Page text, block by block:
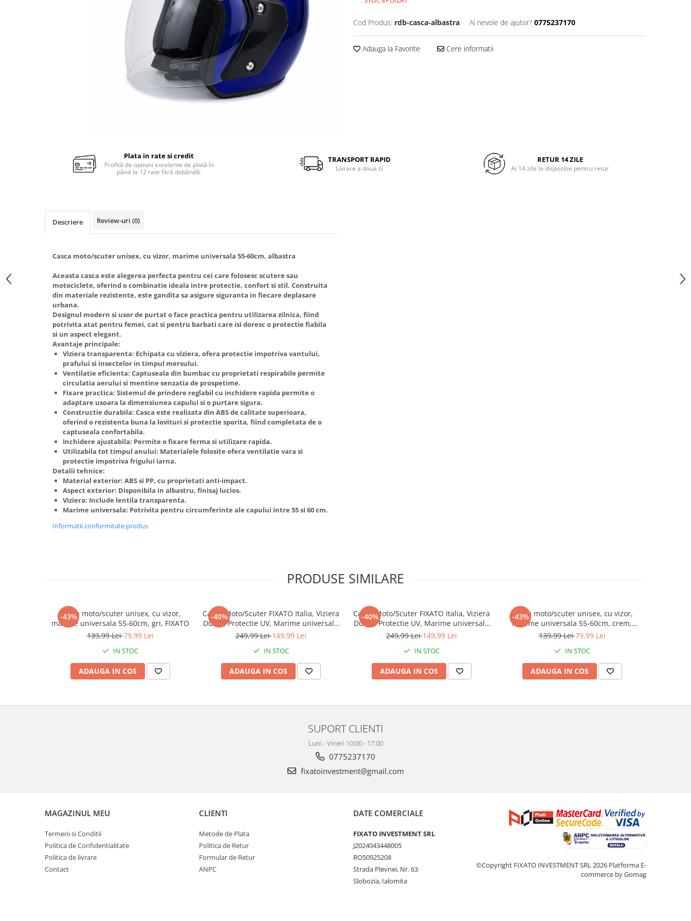
Cod Produs: rdb-casca-albastra Ai nevoie de ajutor? 0775237170
Adauga la Favorite Cere informatii
Plata in rate si credit
Profită de opțiuni excelente de plată în
până la 12 rate fără dobândă.
TRANSPORT RAPID
Livrare a doua zi
RETUR 14 ZILE
Ai 14 zile la dispozitie pentru retur
Descriere Review-uri (0)
Casca moto/scuter unisex, cu vizor, marime universala 55-60cm, albastra
Aceasta casca este alegerea perfecta pentru cei care folosesc scutere sau
motociclete, oferind o combinatie ideala intre protectie, confort si stil. Construita
din materiale rezistente, este gandita sa asigure siguranta in fiecare deplasare
urbana.
Designul modern si usor de purtat o face practica pentru utilizarea zilnica, fiind
potrivita atat pentru femei, cat si pentru barbati care isi doresc o protectie fiabila
si un aspect elegant.
Avantaje principale:
Viziera transparenta: Echipata cu viziera, ofera protectie impotriva vantului,
prafului si insectelor in timpul mersului.
Ventilatie eficienta: Captuseala din bumbac cu proprietati respirabile permite
circulatia aerului si mentine senzatia de prospetime.
Fixare practica: Sistemul de prindere reglabil cu inchidere rapida permite o
adaptare usoara la dimensiunea capului si o purtare sigura.
Constructie durabila: Casca este realizata din ABS de calitate superioara,
oferind o rezistenta buna la lovituri si protectie sporita, fiind completata de o
captuseala confortabila.
Inchidere ajustabila: Permite o fixare ferma si utilizare rapida.
Utilizabila tot timpul anului: Materialele folosite ofera ventilatie vara si
protectie impotriva frigului iarna.
Detalii tehnice:
Material exterior: ABS si PP, cu proprietati anti-impact.
Aspect exterior: Disponibila in albastru, finisaj lucios.
Viziera: Include lentila transparenta.
Marime universala: Potrivita pentru circumferinte ale capului intre 55 si 60 cm.
Informatii conformitate produs
PRODUSE SIMILARE
-43%
Casca moto/scuter unisex, cu vizor,
marime universala 55-60cm, gri, FIXATO
139,99 Lei79,99 Lei
IN STOC
ADAUGA IN COS
-40%
Casca Moto/Scuter FIXATO Italia, Viziera
Dubla, Protectie UV, Marime universala
57-61cm, Alb
249,99 Lei149,99 Lei
IN STOC
ADAUGA IN COS
-40%
Casca Moto/Scuter FIXATO Italia, Viziera
Dubla, Protectie UV, Marime universala
57-61cm, Negru
249,99 Lei149,99 Lei
IN STOC
ADAUGA IN COS
-43%
Casca moto/scuter unisex, cu vizor,
marime universala 55-60cm, crem,
FIXATO
139,99 Lei79,99 Lei
IN STOC
ADAUGA IN COS
SUPORT CLIENTI
Luni - Vineri 10:00 - 17:00
0775237170
fixatoinvestment@gmail.com
MAGAZINUL MEU
Termeni si Conditii
Politica de Confidentialitate
Politica de livrare
Contact
CLIENTI
Metode de Plata
Politica de Retur
Formular de Retur
ANPC
DATE COMERCIALE
FIXATO INVESTMENT SRL
J2024043448005
RO50925208
Strada Plevnei, Nr. 63
Slobozia, Ialomita
©Copyright FIXATO INVESTMENT SRL 2026 Platforma E-
commerce by Gomag